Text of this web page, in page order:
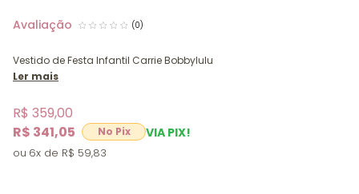
(0)
Vestido de Festa Infantil Carrie Bobbylulu
Ler mais
R$ 341,05 VIA PIX!
R$ 359,00
6x R$ 59,83